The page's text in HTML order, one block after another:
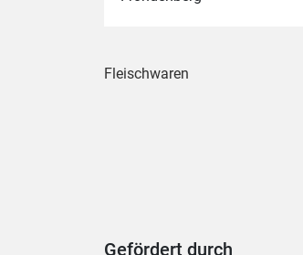
Fleischwaren
Gefördert durch